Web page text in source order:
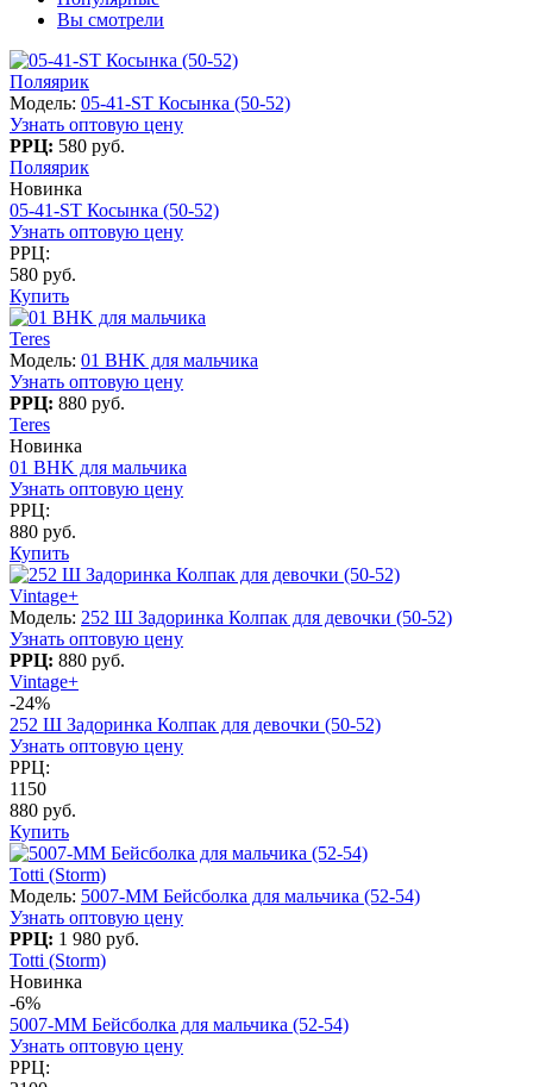
Вы смотрели
Поляярик
Модель: 05-41-ST Косынка (50-52)
Узнать оптовую цену
РРЦ: 580 руб.
Поляярик
Новинка
05-41-ST Косынка (50-52)
Узнать оптовую цену
РРЦ:
580 руб.
Купить
Teres
Модель: 01 BHK для мальчика
Узнать оптовую цену
РРЦ: 880 руб.
Teres
Новинка
01 BHK для мальчика
Узнать оптовую цену
РРЦ:
880 руб.
Купить
Vintage+
Модель: 252 Ш Задоринка Колпак для девочки (50-52)
Узнать оптовую цену
РРЦ: 880 руб.
Vintage+
-24%
252 Ш Задоринка Колпак для девочки (50-52)
Узнать оптовую цену
РРЦ:
1150
880 руб.
Купить
Totti (Storm)
Модель: 5007-MM Бейсболка для мальчика (52-54)
Узнать оптовую цену
РРЦ: 1 980 руб.
Totti (Storm)
Новинка
-6%
5007-MM Бейсболка для мальчика (52-54)
Узнать оптовую цену
РРЦ: